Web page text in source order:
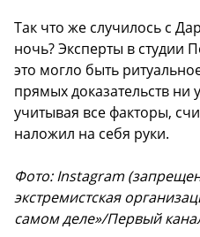
Так что же случилось с
ночь? Эксперты в студии
это могло быть
прямых доказательств ни
учитывая все факторы,
наложил на себя руки.
Фото: Instagram
экстремистская
самом деле»/Первый